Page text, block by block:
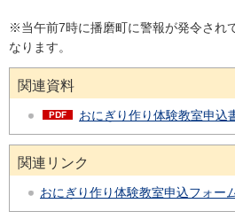
※当午前7時に播磨町に警報が発令され
なります。
関連資料
おにぎり作り体験教室申込
関連リンク
おにぎり作り体験教室申込フォー